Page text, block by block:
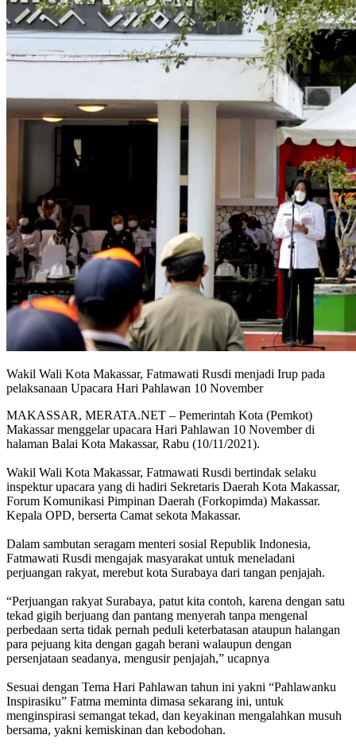
Wakil Wali Kota Makassar, Fatmawati Rusdi menjadi Irup pada
pelaksanaan Upacara Hari Pahlawan 10 November
MAKASSAR, MERATA.NET – Pemerintah Kota (Pemkot)
Makassar menggelar upacara Hari Pahlawan 10 November di
halaman Balai Kota Makassar, Rabu (10/11/2021).
Wakil Wali Kota Makassar, Fatmawati Rusdi bertindak selaku
inspektur upacara yang di hadiri Sekretaris Daerah Kota Makassar,
Forum Komunikasi Pimpinan Daerah (Forkopimda) Makassar.
Kepala OPD, berserta Camat sekota Makassar.
Dalam sambutan seragam menteri sosial Republik Indonesia,
Fatmawati Rusdi mengajak masyarakat untuk meneladani
perjuangan rakyat, merebut kota Surabaya dari tangan penjajah.
“Perjuangan rakyat Surabaya, patut kita contoh, karena dengan satu
tekad gigih berjuang dan pantang menyerah tanpa mengenal
perbedaan serta tidak pernah peduli keterbatasan ataupun halangan
para pejuang kita dengan gagah berani walaupun dengan
persenjataan seadanya, mengusir penjajah,” ucapnya
Sesuai dengan Tema Hari Pahlawan tahun ini yakni “Pahlawanku
Inspirasiku” Fatma meminta dimasa sekarang ini, untuk
menginspirasi semangat tekad, dan keyakinan mengalahkan musuh
bersama, yakni kemiskinan dan kebodohan.